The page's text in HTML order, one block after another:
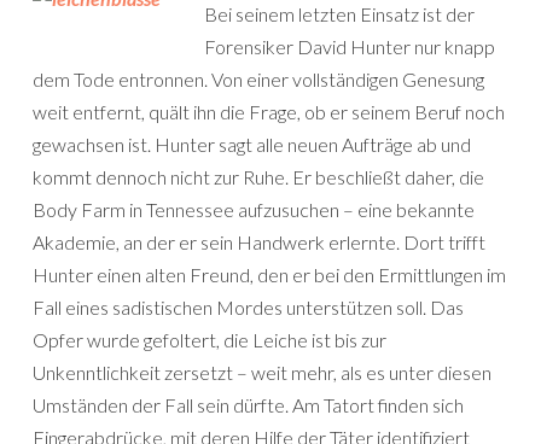
Bei seinem letzten Einsatz ist der
Forensiker David Hunter nur knapp
dem Tode entronnen. Von einer vollständigen Genesung
weit entfernt, quält ihn die Frage, ob er seinem Beruf noch
gewachsen ist. Hunter sagt alle neuen Aufträge ab und
kommt dennoch nicht zur Ruhe. Er beschließt daher, die
Body Farm in Tennessee aufzusuchen – eine bekannte
Akademie, an der er sein Handwerk erlernte. Dort trifft
Hunter einen alten Freund, den er bei den Ermittlungen im
Fall eines sadistischen Mordes unterstützen soll. Das
Opfer wurde gefoltert, die Leiche ist bis zur
Unkenntlichkeit zersetzt – weit mehr, als es unter diesen
Umständen der Fall sein dürfte. Am Tatort finden sich
Fingerabdrücke, mit deren Hilfe der Täter identifiziert